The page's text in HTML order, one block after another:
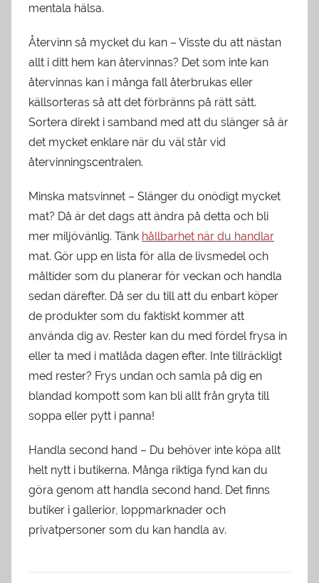
mentala hälsa.
Återvinn så mycket du kan – Visste du att nästan
allt i ditt hem kan återvinnas? Det som inte kan
återvinnas kan i många fall återbrukas eller
källsorteras så att det förbränns på rätt sätt.
Sortera direkt i samband med att du slänger så är
det mycket enklare när du väl står vid
återvinningscentralen.
Minska matsvinnet – Slänger du onödigt mycket
mat? Då är det dags att ändra på detta och bli
mer miljövänlig. Tänk hållbarhet när du handlar
mat. Gör upp en lista för alla de livsmedel och
måltider som du planerar för veckan och handla
sedan därefter. Då ser du till att du enbart köper
de produkter som du faktiskt kommer att
använda dig av. Rester kan du med fördel frysa in
eller ta med i matlåda dagen efter. Inte tillräckligt
med rester? Frys undan och samla på dig en
blandad kompott som kan bli allt från gryta till
soppa eller pytt i panna!
Handla second hand – Du behöver inte köpa allt
helt nytt i butikerna. Många riktiga fynd kan du
göra genom att handla second hand. Det finns
butiker i gallerior, loppmarknader och
privatpersoner som du kan handla av.